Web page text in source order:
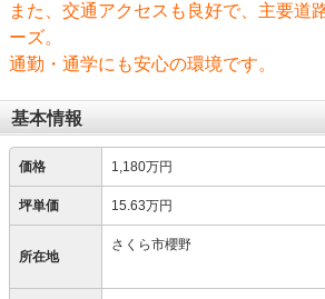
また、交通アクセスも良好で、主要道
ーズ。
通勤・通学にも安心の環境です。
基本情報
価格 1,180万円
坪単価 15.63万円
所在地
さくら市櫻野